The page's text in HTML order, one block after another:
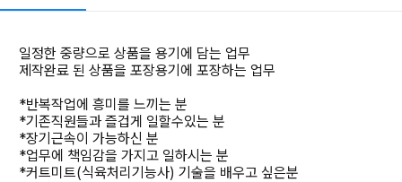
일정한 중량으로 상품을 용기에 담는 업무
제작완료 된 상품을 포장용기에 포장하는 업무
*반복작업에 흥미를 느끼는 분
*기존직원들과 즐겁게 일할수있는 분
*장기근속이 가능하신 분
*업무에 책임감을 가지고 일하시는 분
*커트미트(식육처리기능사) 기술을 배우고 싶은분